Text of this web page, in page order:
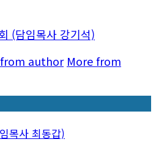
(담임목사 강기석)
author More from
목사 최동갑)